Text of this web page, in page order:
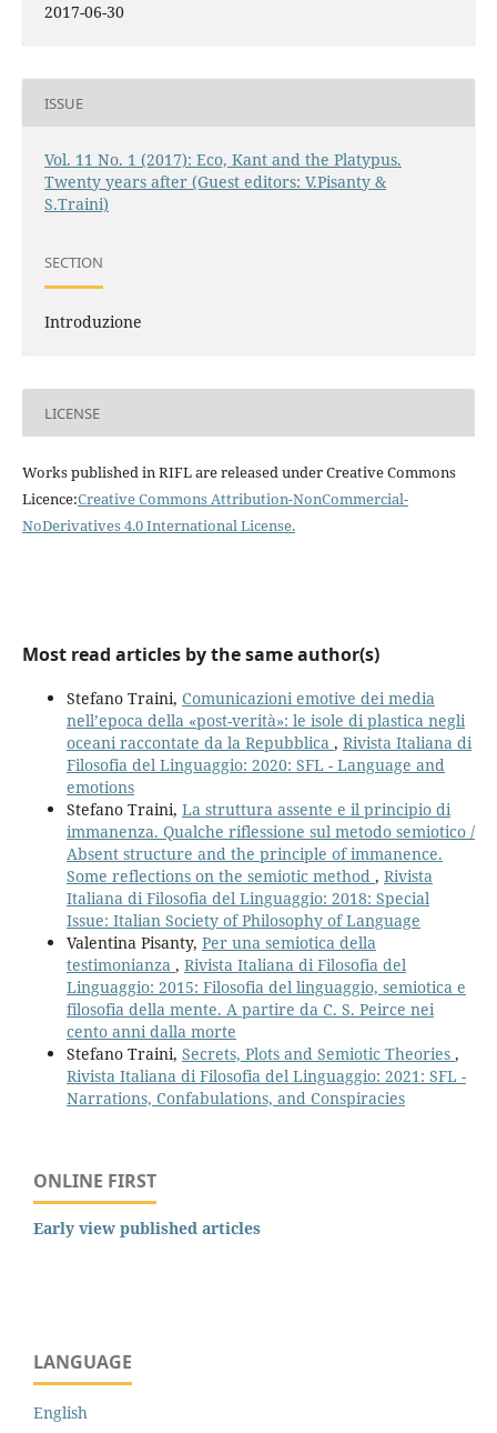
2017-06-30
ISSUE
Vol. 11 No. 1 (2017): Eco, Kant and the Platypus.
Twenty years after (Guest editors: V.Pisanty &
S.Traini)
SECTION
Introduzione
LICENSE
Works published in RIFL are released under Creative Commons
Licence:Creative Commons Attribution-NonCommercial-
NoDerivatives 4.0 International License.
Most read articles by the same author(s)
Stefano Traini, Comunicazioni emotive dei media
nell’epoca della «post-verità»: le isole di plastica negli
oceani raccontate da la Repubblica , Rivista Italiana di
Filosofia del Linguaggio: 2020: SFL - Language and
emotions
Stefano Traini, La struttura assente e il principio di
immanenza. Qualche riflessione sul metodo semiotico /
Absent structure and the principle of immanence.
Some reflections on the semiotic method , Rivista
Italiana di Filosofia del Linguaggio: 2018: Special
Issue: Italian Society of Philosophy of Language
Valentina Pisanty, Per una semiotica della
testimonianza , Rivista Italiana di Filosofia del
Linguaggio: 2015: Filosofia del linguaggio, semiotica e
filosofia della mente. A partire da C. S. Peirce nei
cento anni dalla morte
Stefano Traini, Secrets, Plots and Semiotic Theories ,
Rivista Italiana di Filosofia del Linguaggio: 2021: SFL -
Narrations, Confabulations, and Conspiracies
ONLINE FIRST
Early view published articles
LANGUAGE
English